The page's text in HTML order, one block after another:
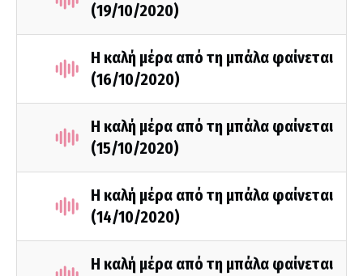
(19/10/2020)
Η καλή μέρα από τη μπάλα φαίνεται
(16/10/2020)
Η καλή μέρα από τη μπάλα φαίνεται
(15/10/2020)
Η καλή μέρα από τη μπάλα φαίνεται
(14/10/2020)
Η καλή μέρα από τη μπάλα φαίνεται